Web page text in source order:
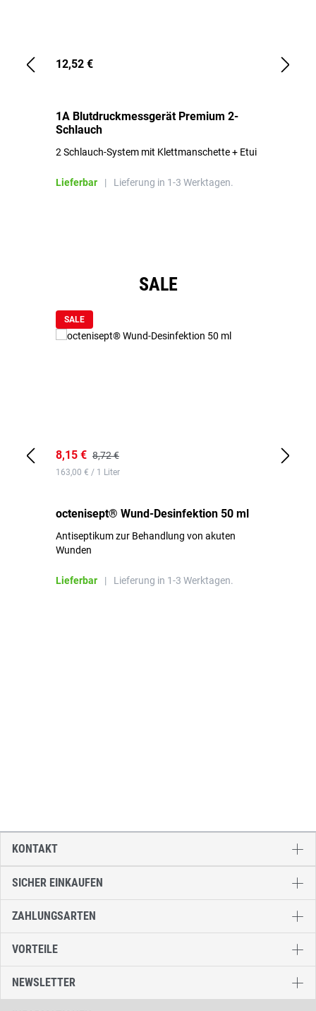
12,52 €
1A Blutdruckmessgerät Premium 2-
Schlauch
2 Schlauch-System mit Klettmanschette + Etui
Lieferbar | Lieferung in 1-3 Werktagen.
SALE
SALE
8,15 € 8,72 €
163,00 € / 1 Liter
octenisept® Wund-Desinfektion 50 ml
Antiseptikum zur Behandlung von akuten
Wunden
Lieferbar | Lieferung in 1-3 Werktagen.
SICHER EINKAUFEN
ZAHLUNGSARTEN
VORTEILE
NEWSLETTER
KONTAKT